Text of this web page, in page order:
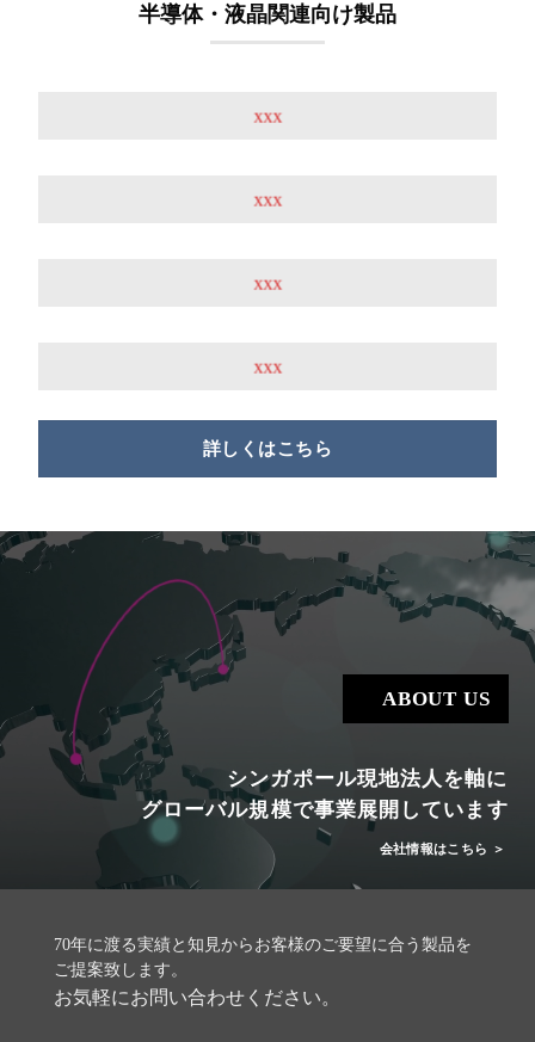
半導体・液晶関連向け製品
xxx
xxx
xxx
xxx
詳しくはこちら
ABOUT US
シンガポール現地法人を軸に
グローバル規模で事業展開しています
会社情報はこちら ＞
70年に渡る実績と知見からお客様のご要望に合う製品を
ご提案致します。
お気軽にお問い合わせください。